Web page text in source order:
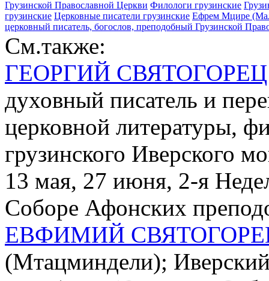
Грузинской Православной Церкви Филологи грузинские
грузинские Церковные писатели грузинские Ефрем Мцире
церковный писатель, богослов, преподобный Грузинской
См.также:
ГЕОРГИЙ СВЯТОГОРЕЦ
духовный писатель и
церковной литературы,
грузинского Иверского
13 мая, 27 июня, 2-я
Соборе Афонских
ЕВФИМИЙ
(Мтацминдели);